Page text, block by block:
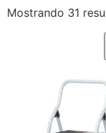
Mostrando 31